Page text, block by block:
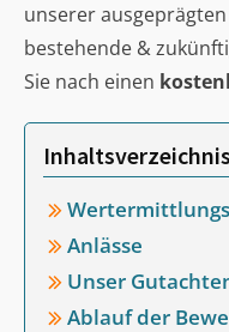
unserer ausgeprägten
bestehende &
Sie nach einen
Anlässe
Unser
Ablauf der